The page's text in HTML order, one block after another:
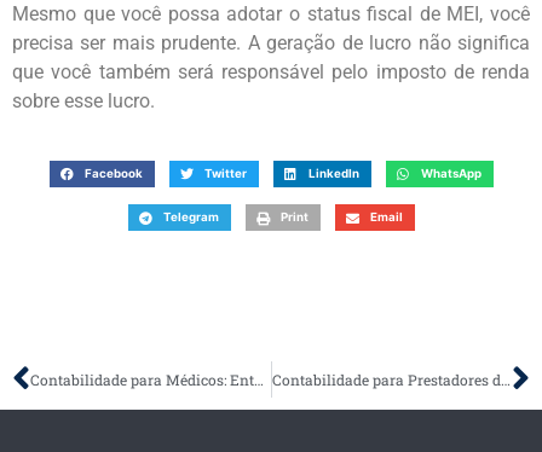
Mesmo que você possa adotar o status fiscal de MEI, você
precisa ser mais prudente. A geração de lucro não significa
que você também será responsável pelo imposto de renda
sobre esse lucro.
Facebook Twitter LinkedIn WhatsApp
Telegram Print Email
Contabilidade para Médicos: Entenda a Importância Contabilidade para Prestadores de Serviços